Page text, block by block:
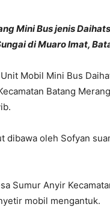
Mini Bus jenis
di Muaro Imat,
Mobil Mini Bus
Batang
oleh Sofyan
Sumur Anyir
mobil mengantuk.